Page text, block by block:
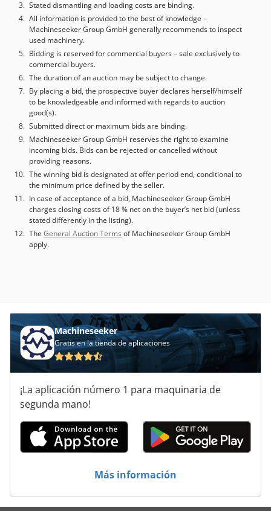
Stated dismantling and loading costs are binding.
All information is provided to the best of knowledge –
Machineseeker Group GmbH generally recommends to inspect
used machinery.
Bidding is reserved for commercial buyers – sale exclusively to
commercial buyers.
The duration of an auction may be subject to change.
By placing a bid, the prospective buyer declares herself/himself
to be knowledgeable and informed with regards to auction
good(s).
Submitted direct or maximum bids are binding.
Machineseeker Group GmbH reserves the right to examine
incoming bids. Bids can be rejected or cancelled without
providing reasons.
The winning bid is designated at offer period end, conditional to
the minimum price defined by the seller.
In case of acceptance of a bid, Machineseeker Group GmbH
charges closing costs of 18 % net on the buyer’s net bid (unless
stated differently in the listing).
The General Auction Terms of Machineseeker Group GmbH
apply.
Machineseeker
Gratis en la tienda de aplicaciones
¡La aplicación número 1 para maquinaria de
segunda mano!
Más información